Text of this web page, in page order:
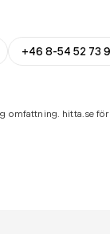
+46 8-54 52 73
omfattning. hitta.se